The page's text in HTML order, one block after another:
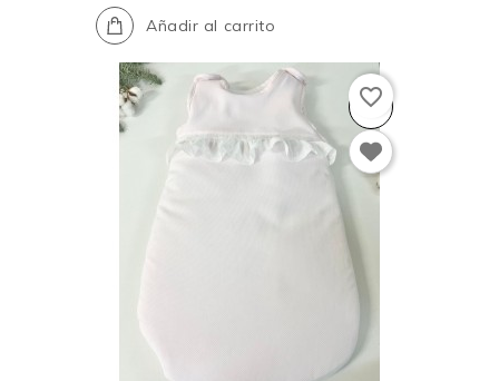
Añadir al carrito
favorite_border